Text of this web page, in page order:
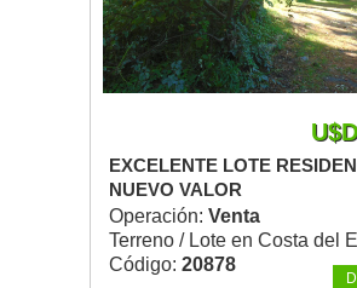
EXCELENTE LOTE
NUEVO VALOR
Operación: Venta
Terreno / Lote en Costa del
Código: 20878